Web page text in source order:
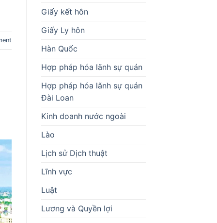
Giấy kết hôn
Giấy Ly hôn
Hàn Quốc
Hợp pháp hóa lãnh sự quán
Hợp pháp hóa lãnh sự quán
Đài Loan
Kinh doanh nước ngoài
Lào
Lịch sử Dịch thuật
Lĩnh vực
Luật
Lương và Quyền lợi